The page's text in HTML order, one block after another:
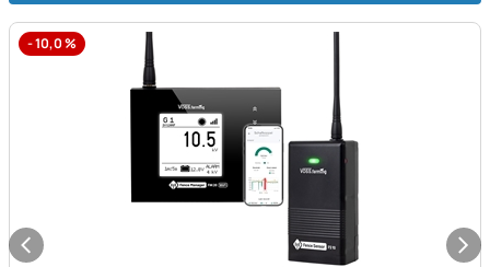
-10,0%